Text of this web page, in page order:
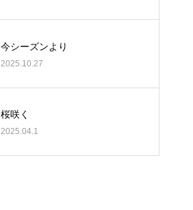
今シーズンより
2025.10.27
桜咲く
2025.04.1